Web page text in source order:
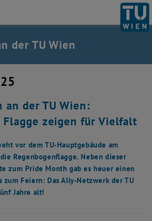
TU Wien Startseite auflisten
Ebene:
der TU Wien
an der TU Wien:
Flagge zeigen für Vielfalt
vor dem TU-Hauptgebäude am
Regenbogenflagge. Neben dieser
zum Pride Month gab es heuer einen
zum Feiern: Das Ally-Netzwerk der TU
Jahre alt!